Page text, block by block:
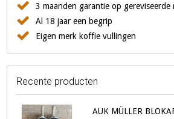
3 maanden garantie op gereviseerde
Al 18 jaar een begrip
Eigen merk koffie vullingen
Recente producten
AUK MÜLLER